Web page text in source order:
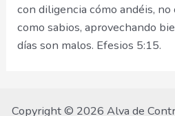
con diligencia cómo andéis,
como sabios, aprovechando
días son malos. Efesios 5:15.
Copyright © 2026 Alva de